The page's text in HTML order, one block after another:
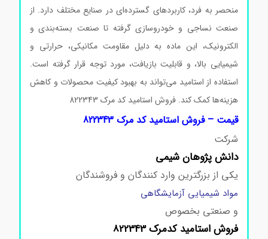
منحصر به فرد، کاربردهای گسترده‌ای در صنایع مختلف دارد. از
صنعت نساجی و خودروسازی گرفته تا صنعت بسته‌بندی و
الکترونیک، این ماده به دلیل مقاومت مکانیکی، حرارتی و
شیمیایی بالا، و قابلیت بازیافت، مورد توجه قرار گرفته است.
استفاده از استامید می‌تواند به بهبود کیفیت محصولات و کاهش
هزینه‌ها کمک کند. فروش استامید کد مرک 822343
قیمت – فروش استامید کد مرک 822343
شرکت
دانش پژوهان شیمی
یکی از بزرگترین وارد کنندگان و فروشندگان
مواد شیمیایی آزمایشگاهی
و صنعتی بخصوص
فروش استامیدکدمرک 822343